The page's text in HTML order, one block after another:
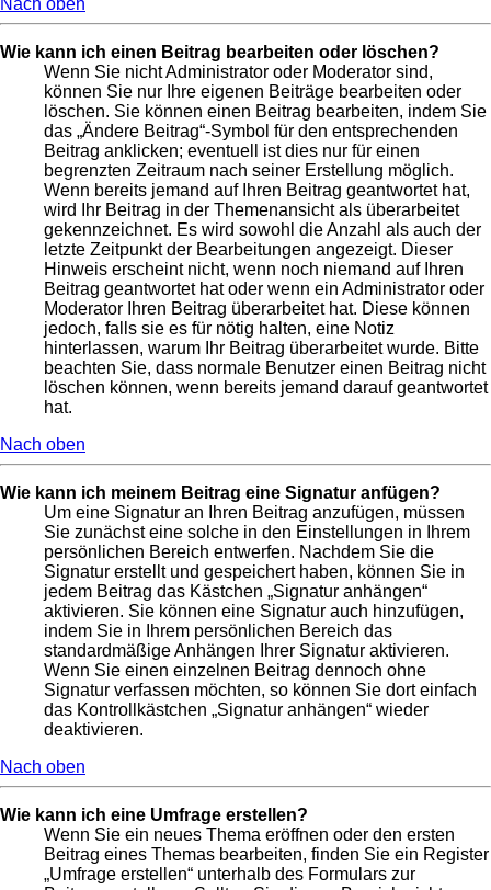
Wie kann ich einen Beitrag bearbeiten oder löschen?
Wenn Sie nicht Administrator oder Moderator sind,
können Sie nur Ihre eigenen Beiträge bearbeiten oder
löschen. Sie können einen Beitrag bearbeiten, indem Sie
das „Ändere Beitrag“-Symbol für den entsprechenden
Beitrag anklicken; eventuell ist dies nur für einen
begrenzten Zeitraum nach seiner Erstellung möglich.
Wenn bereits jemand auf Ihren Beitrag geantwortet hat,
wird Ihr Beitrag in der Themenansicht als überarbeitet
gekennzeichnet. Es wird sowohl die Anzahl als auch der
letzte Zeitpunkt der Bearbeitungen angezeigt. Dieser
Hinweis erscheint nicht, wenn noch niemand auf Ihren
Beitrag geantwortet hat oder wenn ein Administrator oder
Moderator Ihren Beitrag überarbeitet hat. Diese können
jedoch, falls sie es für nötig halten, eine Notiz
hinterlassen, warum Ihr Beitrag überarbeitet wurde. Bitte
beachten Sie, dass normale Benutzer einen Beitrag nicht
löschen können, wenn bereits jemand darauf geantwortet
hat.
Nach oben
Wie kann ich meinem Beitrag eine Signatur anfügen?
Um eine Signatur an Ihren Beitrag anzufügen, müssen
Sie zunächst eine solche in den Einstellungen in Ihrem
persönlichen Bereich entwerfen. Nachdem Sie die
Signatur erstellt und gespeichert haben, können Sie in
jedem Beitrag das Kästchen „Signatur anhängen“
aktivieren. Sie können eine Signatur auch hinzufügen,
indem Sie in Ihrem persönlichen Bereich das
standardmäßige Anhängen Ihrer Signatur aktivieren.
Wenn Sie einen einzelnen Beitrag dennoch ohne
Signatur verfassen möchten, so können Sie dort einfach
das Kontrollkästchen „Signatur anhängen“ wieder
deaktivieren.
Nach oben
Wie kann ich eine Umfrage erstellen?
Wenn Sie ein neues Thema eröffnen oder den ersten
Beitrag eines Themas bearbeiten, finden Sie ein Register
„Umfrage erstellen“ unterhalb des Formulars zur